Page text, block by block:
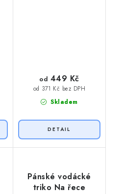
Skladem
od 371 Kč bez DPH
od 449 Kč
Pánské vodácké
triko Na řece